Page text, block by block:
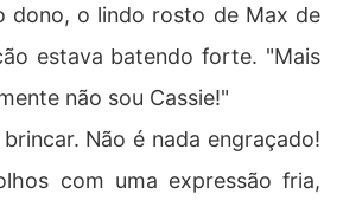
dono, o lindo rosto de Max de
estava batendo forte. "Mais
não sou Cassie!"
Não é nada engraçado!
com uma expressão fria,